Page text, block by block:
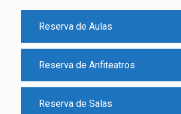
Reserva de Aulas
Reserva de Anfiteatros
Reserva de Salas